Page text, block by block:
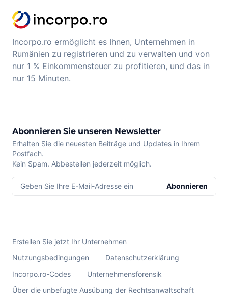
Incorpo.ro ermöglicht es Ihnen, Unternehmen in
Rumänien zu registrieren und zu verwalten und von
nur 1 % Einkommensteuer zu profitieren, und das in
nur 15 Minuten.
Abonnieren Sie unseren Newsletter
Erhalten Sie die neuesten Beiträge und Updates in Ihrem
Postfach.
Kein Spam. Abbestellen jederzeit möglich.
Geben Sie Ihre E-Mail-Adresse ein Abonnieren
Erstellen Sie jetzt Ihr Unternehmen
Nutzungsbedingungen
Datenschutzerklärung
Incorpo.ro-Codes
Unternehmensforensik
Über die unbefugte Ausübung der Rechtsanwaltschaft